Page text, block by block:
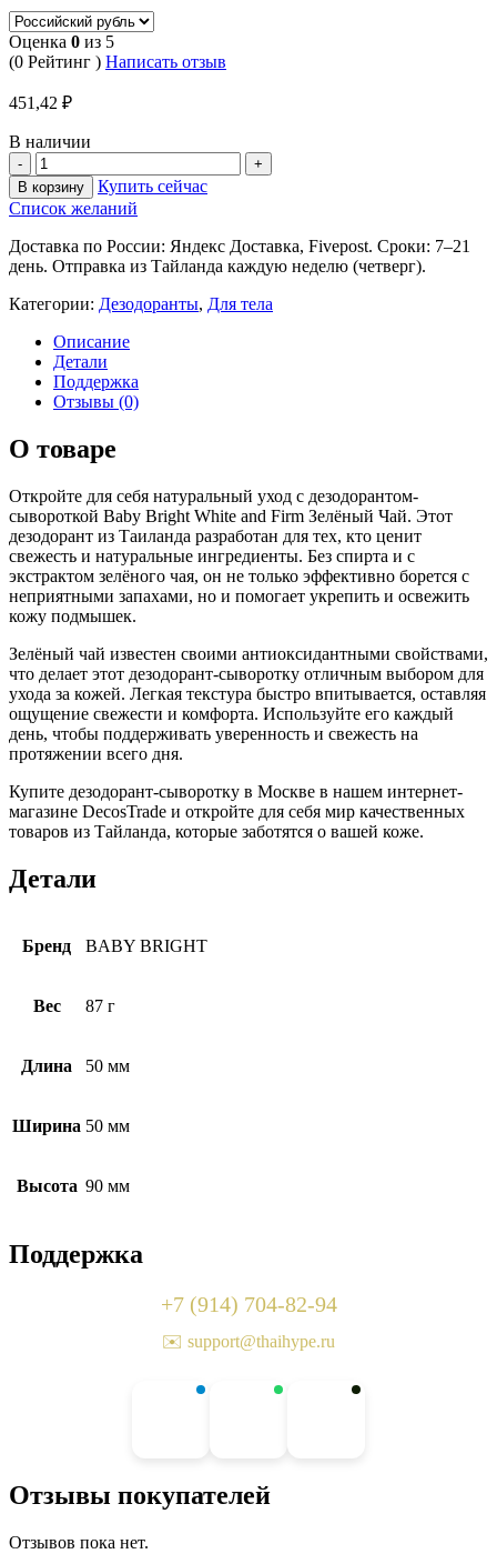
Оценка 0 из 5
(0 Рейтинг ) Написать отзыв
451,42 ₽
В наличии
В корзину
Купить сейчас
Список желаний
Доставка по России: Яндекс Доставка, Fivepost. Сроки: 7–21
день. Отправка из Тайланда каждую неделю (четверг).
Категории: Дезодоранты, Для тела
Описание
Детали
Поддержка
Отзывы (0)
О товаре
Откройте для себя натуральный уход с дезодорантом-
сывороткой Baby Bright White and Firm Зелёный Чай. Этот
дезодорант из Таиланда разработан для тех, кто ценит
свежесть и натуральные ингредиенты. Без спирта и с
экстрактом зелёного чая, он не только эффективно борется с
неприятными запахами, но и помогает укрепить и освежить
кожу подмышек.
Зелёный чай известен своими антиоксидантными свойствами,
что делает этот дезодорант-сыворотку отличным выбором для
ухода за кожей. Легкая текстура быстро впитывается, оставляя
ощущение свежести и комфорта. Используйте его каждый
день, чтобы поддерживать уверенность и свежесть на
протяжении всего дня.
Купите дезодорант-сыворотку в Москве в нашем интернет-
магазине DecosTrade и откройте для себя мир качественных
товаров из Тайланда, которые заботятся о вашей коже.
Детали
Бренд BABY BRIGHT
Вес 87 г
Длина 50 мм
Ширина 50 мм
Высота 90 мм
Поддержка
+7 (914) 704-82-94
✉️ support@thaihype.ru
Отзывы покупателей
Отзывов пока нет.